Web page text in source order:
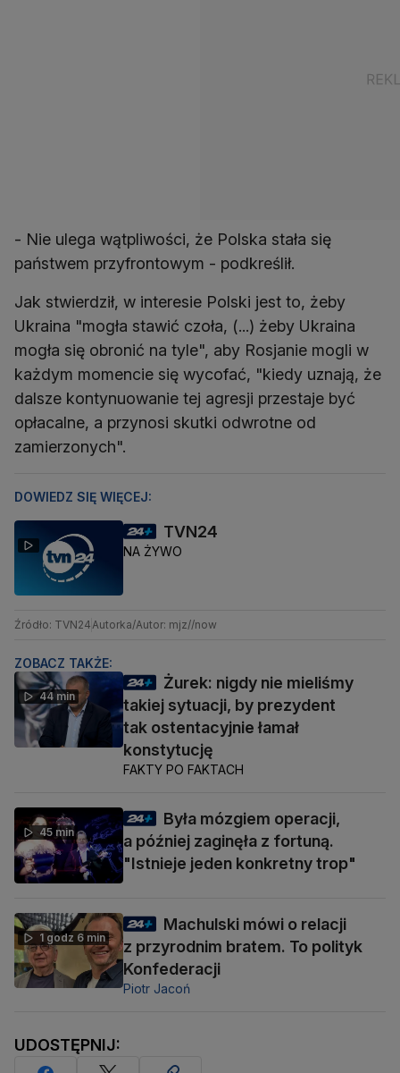
- Nie ulega wątpliwości, że Polska stała się
państwem przyfrontowym - podkreślił.
Jak stwierdził, w interesie Polski jest to, żeby
Ukraina "mogła stawić czoła, (...) żeby Ukraina
mogła się obronić na tyle", aby Rosjanie mogli w
każdym momencie się wycofać, "kiedy uznają, że
dalsze kontynuowanie tej agresji przestaje być
opłacalne, a przynosi skutki odwrotne od
zamierzonych".
DOWIEDZ SIĘ WIĘCEJ:
TVN24
NA ŻYWO
Źródło: TVN24Autorka/Autor: mjz//now
ZOBACZ TAKŻE:
44 min
Żurek: nigdy nie mieliśmy
takiej sytuacji, by prezydent
tak ostentacyjnie łamał
konstytucję
FAKTY PO FAKTACH
45 min
Była mózgiem operacji,
a później zaginęła z fortuną.
"Istnieje jeden konkretny trop"
1 godz 6 min
Machulski mówi o relacji
z przyrodnim bratem. To polityk
Konfederacji
Piotr Jacoń
UDOSTĘPNIJ: